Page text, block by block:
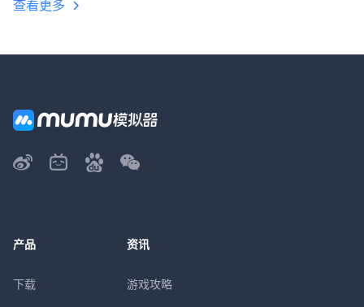
查看更多
产品
下载
资讯
游戏攻略